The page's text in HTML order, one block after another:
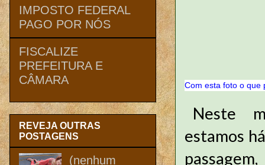
Com esta foto o
Neste
estamos
IMPOSTO FEDERAL
PAGO POR NÓS
FISCALIZE
PREFEITURA E
CÂMARA
REVEJA OUTRAS
POSTAGENS
(nenhum